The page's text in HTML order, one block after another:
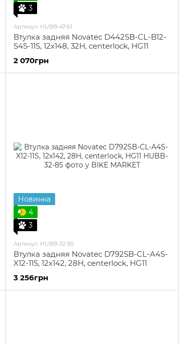
3
Артикул: HUBB-47-61
Втулка задняя Novatec D442SB-CL-B12-
S4S-11S, 12x148, 32H, centerlock, HG11
2 070грн
Новинка
4
3
Артикул: HUBB-32-85
Втулка задняя Novatec D792SB-CL-A4S-
X12-11S, 12x142, 28H, centerlock, HG11
3 256грн